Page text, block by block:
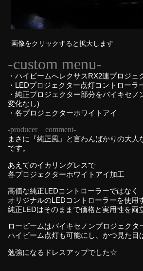
画像をクリックすると拡大します
-custom menu-
・ハイビームへレクサスRX2連プロジェ
・LEDプロジェクター点灯コントローラ
・純正プロジェクター部分をバイキセノ
変化なし)
・各プロジェクターホワイトアイ
-producer comment-
まさに『純正風』と言わんばかりの大人
です。
あえてのイカリングレスで
各プロジェクターホワイトアイ加工
高価な純正LEDコントローラーではなく
オリジナルのLEDコントローラーを使用
純正LEDはそのままで価格と実用性を両
ロービームはバイキセノンプロジェクタ
ハイビーム点灯も可能にし、かつ見た目
勉強になるドレスアップでした☆